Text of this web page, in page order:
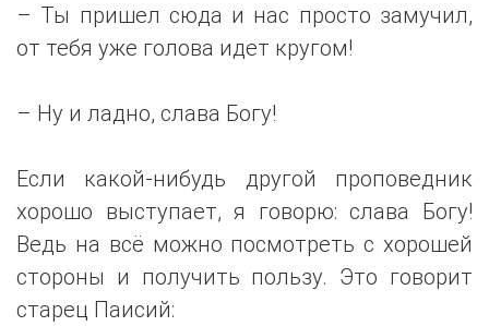
– Ты пришел сюда и нас просто замучил,
от тебя уже голова идет кругом!
– Ну и ладно, слава Богу!
Если какой-нибудь другой проповедник
хорошо выступает, я говорю: слава Богу!
Ведь на всё можно посмотреть с хорошей
стороны и получить пользу. Это говорит
старец Паисий: